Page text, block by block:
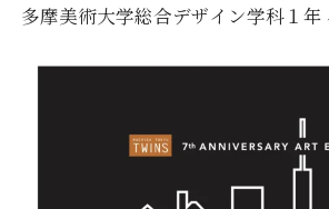
多摩美術大学総合デザイン学科１年